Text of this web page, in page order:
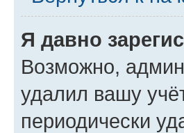
Я давно
Возможно,
удалил вашу
периодически